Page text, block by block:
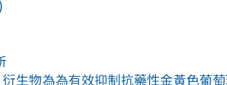
生物為為有效抑制抗藥性金黃色葡